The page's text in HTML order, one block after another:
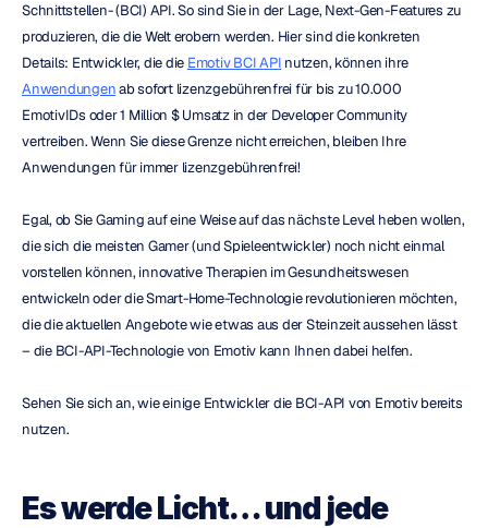
Schnittstellen- (BCI) API. So sind Sie in der Lage, Next-Gen-Features zu
produzieren, die die Welt erobern werden. Hier sind die konkreten
Details: Entwickler, die die Emotiv BCI API
nutzen, können ihre
Anwendungen ab sofort lizenzgebührenfrei für bis zu 10.000
EmotivIDs oder 1 Million $ Umsatz in der Developer Community
vertreiben. Wenn Sie diese Grenze nicht erreichen, bleiben Ihre
Anwendungen für immer lizenzgebührenfrei!
Egal, ob Sie Gaming auf eine Weise auf das nächste Level heben wollen,
die sich die meisten Gamer (und Spieleentwickler) noch nicht einmal
vorstellen können, innovative Therapien im Gesundheitswesen
entwickeln oder die Smart-Home-Technologie revolutionieren möchten,
die die aktuellen Angebote wie etwas aus der Steinzeit aussehen lässt
– die BCI-API-Technologie von Emotiv kann Ihnen dabei helfen.
Sehen Sie sich an, wie einige Entwickler die BCI-API von Emotiv bereits
nutzen.
Es werde Licht… und jede